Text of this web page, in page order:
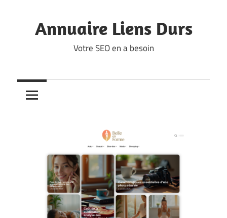
contentAnnuaire Liens Durs
Votre SEO en a besoin